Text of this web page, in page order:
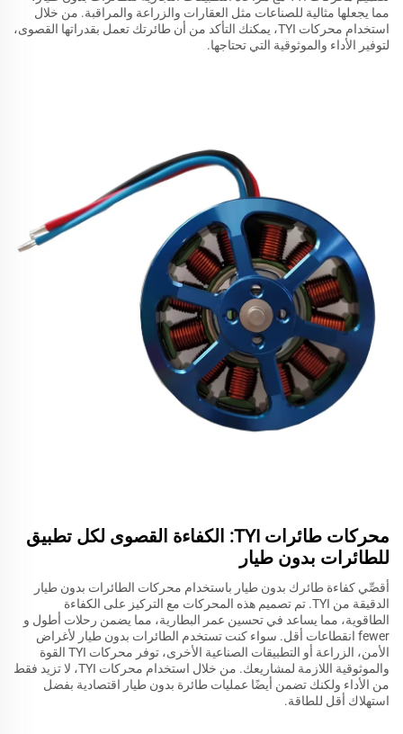
مما يجعلها مثالية للصناعات مثل العقارات والزراعة والمراقبة. من خلال
استخدام محركات TYI، يمكنك التأكد من أن طائرتك تعمل بقدراتها القصوى،
لتوفير الأداء والموثوقية التي تحتاجها.
محركات طائرات TYI: الكفاءة القصوى لكل تطبيق
للطائرات بدون طيار
أقصِّي كفاءة طائرك بدون طيار باستخدام محركات الطائرات بدون طيار
الدقيقة من TYI. تم تصميم هذه المحركات مع التركيز على الكفاءة
الطاقوية، مما يساعد في تحسين عمر البطارية، مما يضمن رحلات أطول و
fewer انقطاعات أقل. سواء كنت تستخدم الطائرات بدون طيار لأغراض
الأمن، الزراعة أو التطبيقات الصناعية الأخرى، توفر محركات TYI القوة
والموثوقية اللازمة لمشاريعك. من خلال استخدام محركات TYI، لا تزيد فقط
من الأداء ولكنك تضمن أيضًا عمليات طائرة بدون طيار اقتصادية بفضل
استهلاك أقل للطاقة.